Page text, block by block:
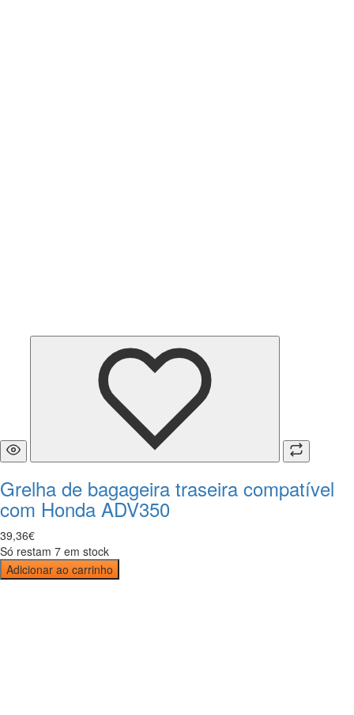
Grelha de bagageira traseira compatível
com Honda ADV350
39,36€
Só restam 7 em stock
Adicionar ao carrinho